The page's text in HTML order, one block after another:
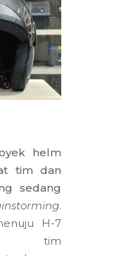
helm
tim dan
sedang
.
H-7
tim